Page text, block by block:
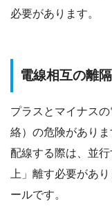
必要があります。
電線相互の離
プラスとマイナス
絡）の危険があり
配線する際は、並
上」離す必要があ
ールです。